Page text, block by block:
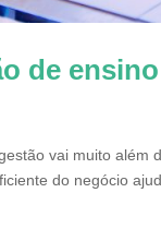
de ensino
vai muito além
do negócio